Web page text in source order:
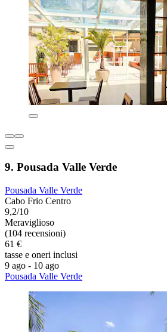
9. Pousada Valle Verde
Pousada Valle Verde
Cabo Frio Centro
9,2/10
Meraviglioso
(104 recensioni)
61 €
tasse e oneri inclusi
9 ago - 10 ago
Pousada Valle Verde